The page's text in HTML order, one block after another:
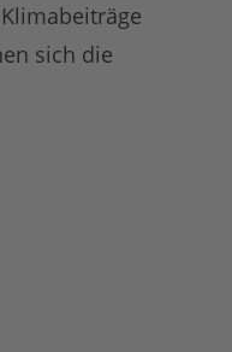
sich die